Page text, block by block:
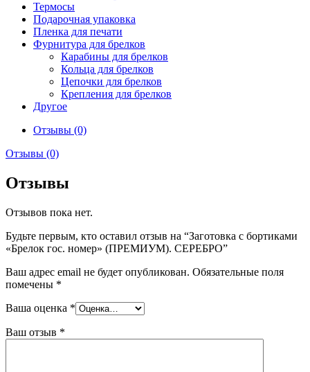
Термосы
Подарочная упаковка
Пленка для печати
Фурнитура для брелков
Карабины для брелков
Кольца для брелков
Цепочки для брелков
Крепления для брелков
Другое
Отзывы (0)
Отзывы (0)
Отзывы
Отзывов пока нет.
Будьте первым, кто оставил отзыв на “Заготовка с бортиками
«Брелок гос. номер» (ПРЕМИУМ). СЕРЕБРО”
Ваш адрес email не будет опубликован. Обязательные поля
помечены *
Ваша оценка *
Ваш отзыв *